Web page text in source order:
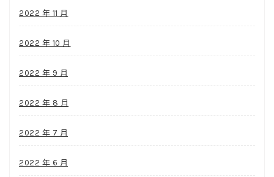
2022 年 11 月
2022 年 10 月
2022 年 9 月
2022 年 8 月
2022 年 7 月
2022 年 6 月